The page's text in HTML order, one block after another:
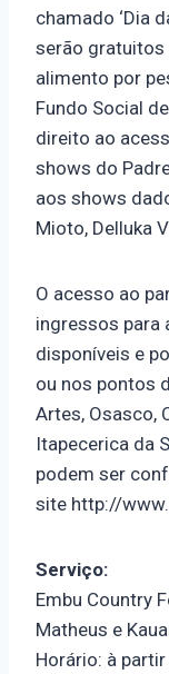
chamado ‘Dia
serão gratuitos
alimento por
Fundo Social
direito ao
shows do
aos shows
Mioto, Delluka
O acesso ao
ingressos para
disponíveis e
ou nos pontos
Artes, Osasco,
Itapecerica da
podem ser
site http://
Serviço:
Embu Country
Matheus e
Horário: à